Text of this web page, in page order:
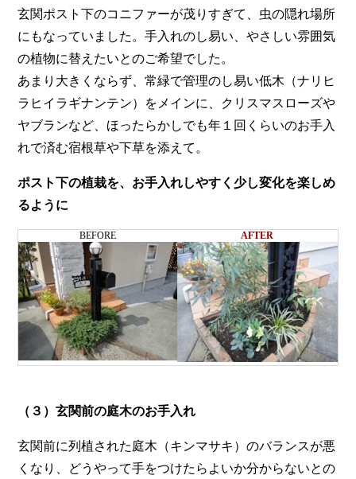
玄関ポスト下のコニファーが茂りすぎて、虫の隠れ場所
にもなっていました。手入れのし易い、やさしい雰囲気
の植物に替えたいとのご希望でした。
あまり大きくならず、常緑で管理のし易い低木（ナリヒ
ラヒイラギナンテン）をメインに、クリスマスローズや
ヤブランなど、ほったらかしでも年１回くらいのお手入
れで済む宿根草や下草を添えて。
ポスト下の植栽を、お手入れしやすく少し変化を楽しめ
るように
BEFORE AFTER
（３）玄関前の庭木のお手入れ
玄関前に列植された庭木（キンマサキ）のバランスが悪
くなり、どうやって手をつけたらよいか分からないとの